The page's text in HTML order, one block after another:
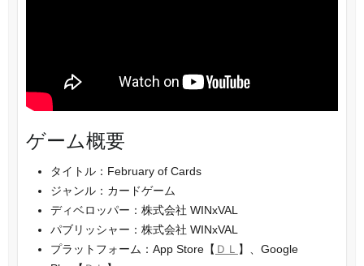
ゲーム概要
タイトル：February of Cards
ジャンル：カードゲーム
ディベロッパー：株式会社 WINxVAL
パブリッシャー：株式会社 WINxVAL
プラットフォーム：App Store【 ＤＬ
】、Google